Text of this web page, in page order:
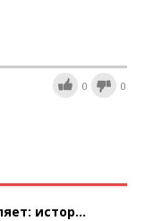
0 0
истор...